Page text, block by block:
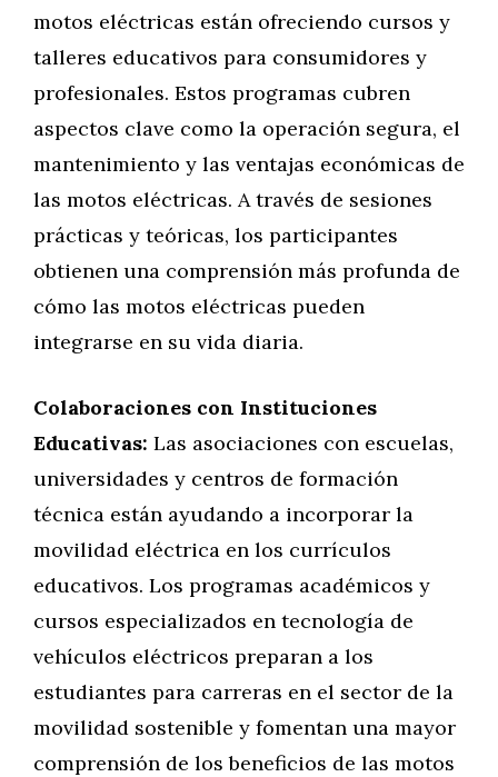
motos eléctricas están ofreciendo cursos y
talleres educativos para consumidores y
profesionales. Estos programas cubren
aspectos clave como la operación segura, el
mantenimiento y las ventajas económicas de
las motos eléctricas. A través de sesiones
prácticas y teóricas, los participantes
obtienen una comprensión más profunda de
cómo las motos eléctricas pueden
integrarse en su vida diaria.
Colaboraciones con Instituciones
Educativas: Las asociaciones con escuelas,
universidades y centros de formación
técnica están ayudando a incorporar la
movilidad eléctrica en los currículos
educativos. Los programas académicos y
cursos especializados en tecnología de
vehículos eléctricos preparan a los
estudiantes para carreras en el sector de la
movilidad sostenible y fomentan una mayor
comprensión de los beneficios de las motos